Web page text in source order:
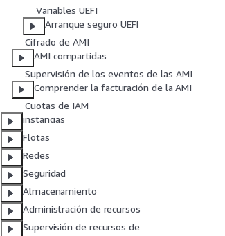
Variables UEFI
Arranque seguro UEFI
Cifrado de AMI
AMI compartidas
Supervisión de los eventos de las AMI
Comprender la facturación de la AMI
Cuotas de IAM
instancias
Flotas
Redes
Seguridad
Almacenamiento
Administración de recursos
Supervisión de recursos de